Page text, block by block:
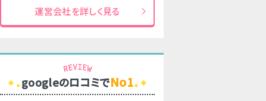
運営会社を詳しく見る
googleのロコミでNo1